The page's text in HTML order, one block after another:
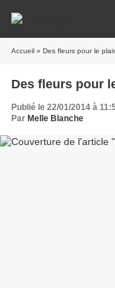
Accueil » Des fleurs pour le
Des fleurs pour
Publié le 22/01/2014 à
Par Melle Blanche